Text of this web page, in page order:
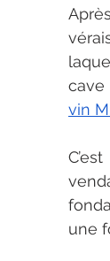
cave
vin
une